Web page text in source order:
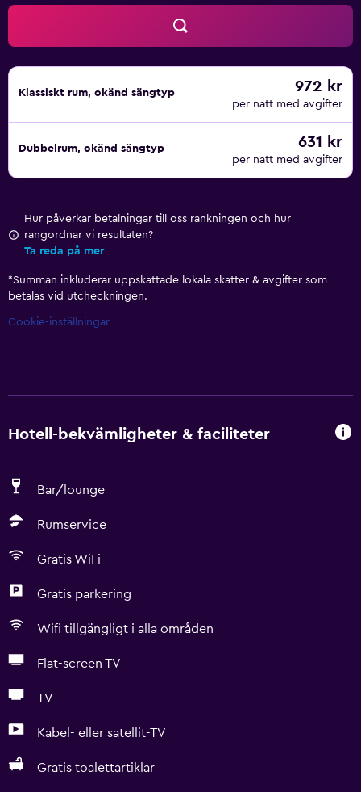
Klassiskt rum, okänd sängtyp 972 kr
per natt med avgifter
Dubbelrum, okänd sängtyp 631 kr
per natt med avgifter
Hur påverkar betalningar till oss rankningen och hur
rangordnar vi resultaten?
Ta reda på mer
*Summan inkluderar uppskattade lokala skatter & avgifter som
betalas vid utcheckningen.
Cookie-inställningar
Hotell-bekvämligheter & faciliteter
Bar/lounge
Rumservice
Gratis WiFi
Gratis parkering
Wifi tillgängligt i alla områden
Flat-screen TV
TV
Kabel- eller satellit-TV
Gratis toalettartiklar